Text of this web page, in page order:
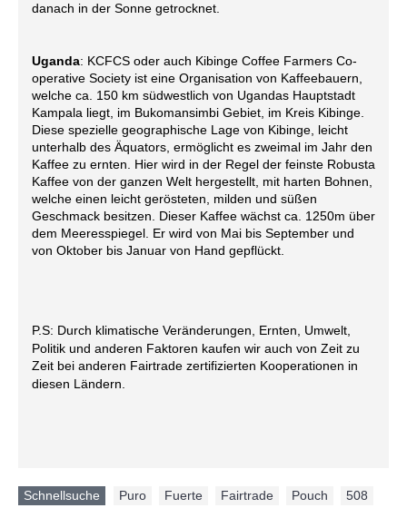
danach in der Sonne getrocknet.
Uganda: KCFCS oder auch Kibinge Coffee Farmers Co-
operative Society ist eine Organisation von Kaffeebauern
welche ca. 150 km südwestlich von Ugandas Hauptstadt
Kampala liegt, im Bukomansimbi Gebiet, im Kreis Kibinge.
Diese spezielle geographische Lage von Kibinge, leicht
unterhalb des Äquators, ermöglicht es zweimal im Jahr den
Kaffee zu ernten. Hier wird in der Regel der feinste Robusta
Kaffee von der ganzen Welt hergestellt, mit harten Bohnen,
welche einen leicht gerösteten, milden und süßen
Geschmack besitzen. Dieser Kaffee wächst ca. 1250m über
dem Meeresspiegel. Er wird von Mai bis September und
von Oktober bis Januar von Hand gepflückt.
P.S: Durch klimatische Veränderungen, Ernten, Umwelt,
Politik und anderen Faktoren kaufen wir auch von Zeit zu
Zeit bei anderen Fairtrade zertifizierten Kooperationen in
diesen Ländern.
Schnellsuche Puro Fuerte Fairtrade Pouch 508